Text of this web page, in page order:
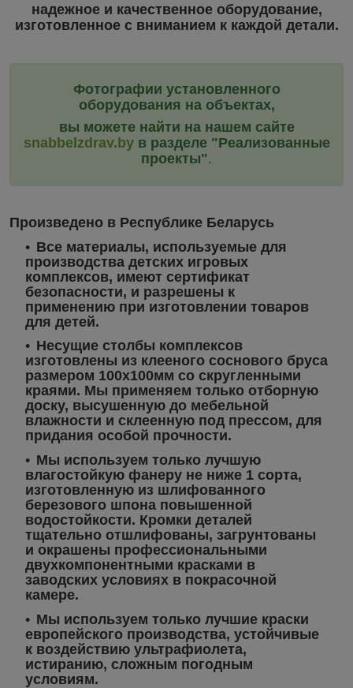
надежное и качественное оборудование,
изготовленное с вниманием к каждой детали.
Фотографии установленного
оборудования на объектах,
вы можете найти на нашем сайте
snabbelzdrav.byв разделе "Реализованные
проекты".
Произведено в Республике Беларусь
Все материалы, используемые для
производства детских игровых
комплексов, имеют сертификат
безопасности, и разрешены к
применению при изготовлении товаров
для детей.
Несущие столбы комплексов
изготовлены из клееного соснового бруса
размером 100х100мм со скругленными
краями. Мы применяем только отборную
доску, высушенную до мебельной
влажности и склеенную под прессом, для
придания особой прочности.
Мы используем только лучшую
влагостойкую фанеру не ниже 1 сорта,
изготовленную из шлифованного
березового шпона повышенной
водостойкости. Кромки деталей
тщательно отшлифованы, загрунтованы
и окрашены профессиональными
двухкомпонентными красками в
заводских условиях в покрасочной
камере.
Мы используем только лучшие краски
европейского производства, устойчивые
к воздействию ультрафиолета,
истиранию, сложным погодным
условиям.